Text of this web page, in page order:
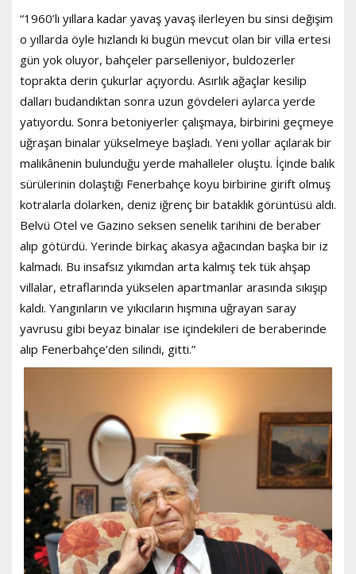
“1960’lı yıllara kadar yavaş yavaş ilerleyen bu sinsi değişim
o yıllarda öyle hızlandı ki bugün mevcut olan bir villa ertesi
gün yok oluyor, bahçeler parselleniyor, buldozerler
toprakta derin çukurlar açıyordu. Asırlık ağaçlar kesilip
dalları budandıktan sonra uzun gövdeleri aylarca yerde
yatıyordu. Sonra betoniyerler çalışmaya, birbirini geçmeye
uğraşan binalar yükselmeye başladı. Yeni yollar açılarak bir
malikânenin bulunduğu yerde mahalleler oluştu. İçinde balık
sürülerinin dolaştığı Fenerbahçe koyu birbirine girift olmuş
kotralarla dolarken, deniz iğrenç bir bataklık görüntüsü aldı.
Belvü Otel ve Gazino seksen senelik tarihini de beraber
alıp götürdü. Yerinde birkaç akasya ağacından başka bir iz
kalmadı. Bu insafsız yıkımdan arta kalmış tek tük ahşap
villalar, etraflarında yükselen apartmanlar arasında sıkışıp
kaldı. Yangınların ve yıkıcıların hışmına uğrayan saray
yavrusu gibi beyaz binalar ise içindekileri de beraberinde
alıp Fenerbahçe’den silindi, gitti.”